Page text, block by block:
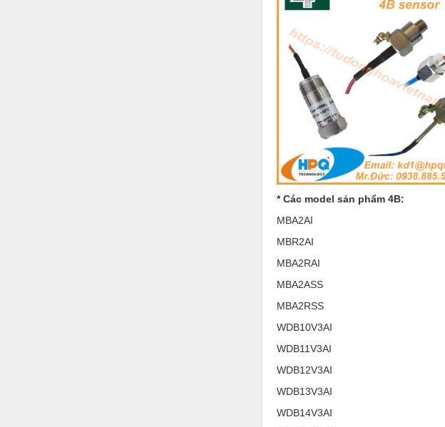
* Các model sản phẩm 4B:
MBA2AI
MBR2AI
MBA2RAI
MBA2ASS
MBA2RSS
WDB10V3AI
WDB11V3AI
WDB12V3AI
WDB13V3AI
WDB14V3AI